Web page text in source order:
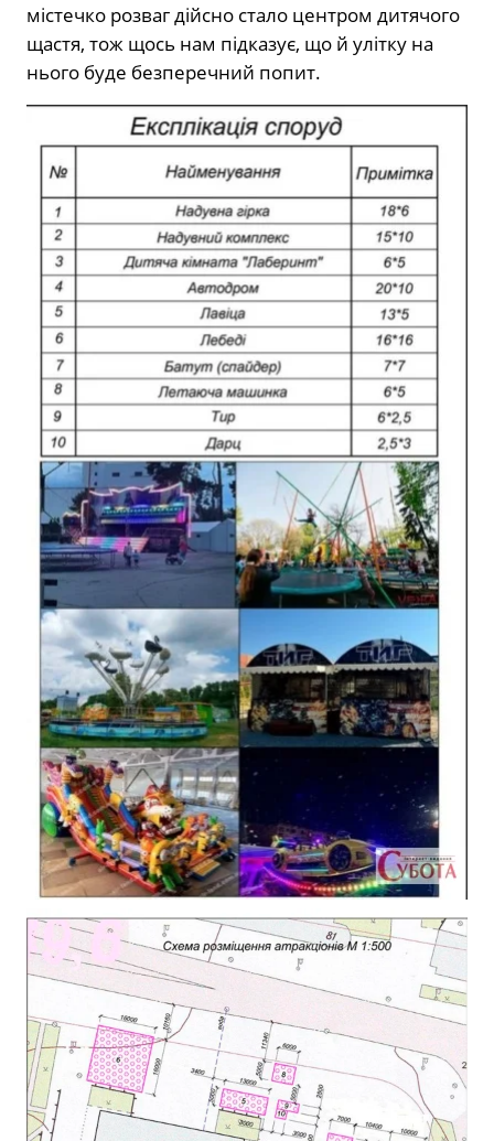
містечко розваг дійсно стало центром дитячого
щастя, тож щось нам підказує, що й улітку на
нього буде безперечний попит.